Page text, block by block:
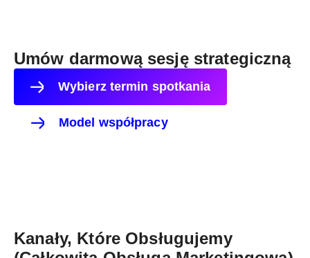
Umów darmową sesję strategiczną
Wybierz termin spotkania
Model współpracy
Kanały, Które Obsługujemy